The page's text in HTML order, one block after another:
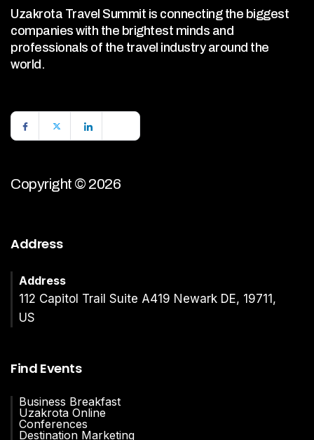
Uzakrota Travel Summit is connecting the biggest
companies with the brightest minds and
professionals of the travel industry around the
world.
Copyright © 2026
Address
Address
112 Capitol Trail Suite A419 Newark DE, 19711,
US
Find Events
Business Breakfast
Uzakrota Online
Conferences
Destination Marketing